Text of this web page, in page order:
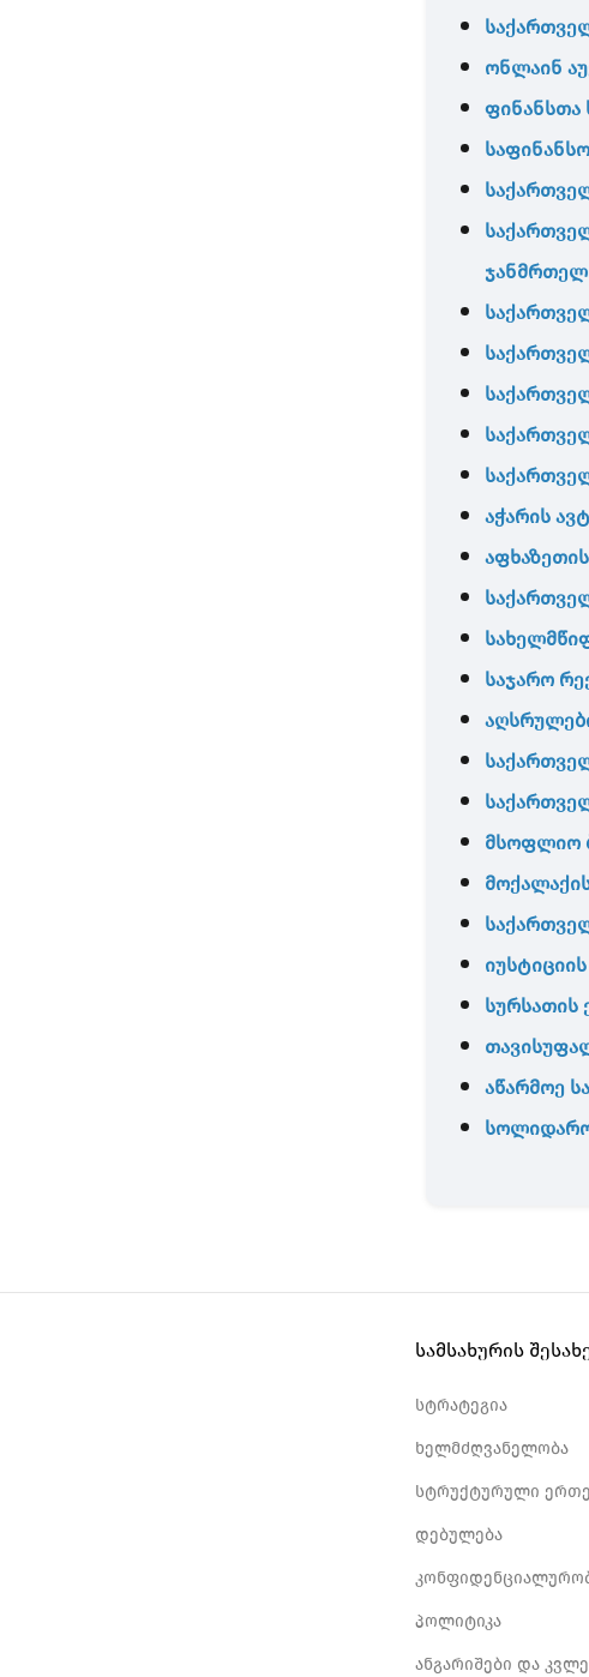
ონლაინ
ფინანსთა
აჭარის
აფხაზეთის
საჯარო
მსოფლიო
სურსათის
აწარმოე
სამსახურის
სტრატეგია
ხელმძღვანელობა
სტრუქტურული
დებულება
პოლიტიკა
ანგარიშები და